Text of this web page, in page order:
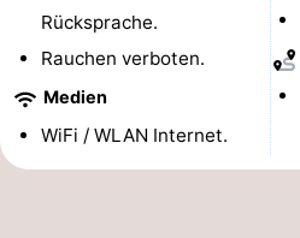
(mit
Lastminutes
Sehen
Rücksprache.
Rauchen verboten.
Medien
WiFi / WLAN Internet.